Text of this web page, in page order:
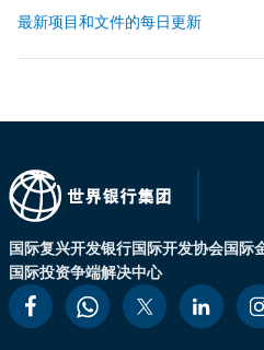
最新项目和文件的每日更新
国际复兴开发银行国际开发协会国际
国际投资争端解决中心